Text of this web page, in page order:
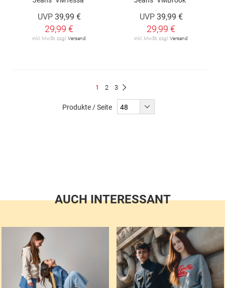
UVP 39,99 €
29,99 €
inkl. MwSt. zzgl. Versand
UVP 39,99 €
29,99 €
inkl. MwSt. zzgl. Versand
Du
1 Seite
2 Seite
3
Produkte / Seite
AUCH INTERESSANT